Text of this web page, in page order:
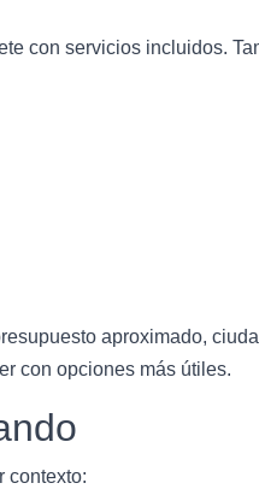
con servicios incluidos.
aproximado,
con opciones más útiles.
contexto: